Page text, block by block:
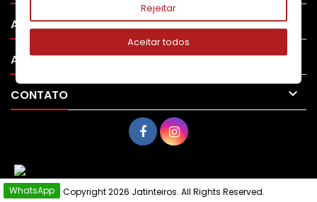
APOIO AO CLIENTE 
A SUA CONTA 
CONTATO 
WhatsApp© Copyright 2026 Jatinteiros. All Rights Reserved.
Rejeitar
Aceitar todos